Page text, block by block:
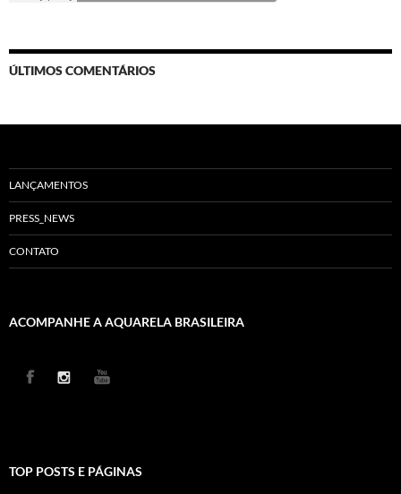
ÚLTIMOS COMENTÁRIOS
LANÇAMENTOS
PRESS_NEWS
CONTATO
ACOMPANHE A AQUARELA BRASILEIRA
TOP POSTS E PÁGINAS